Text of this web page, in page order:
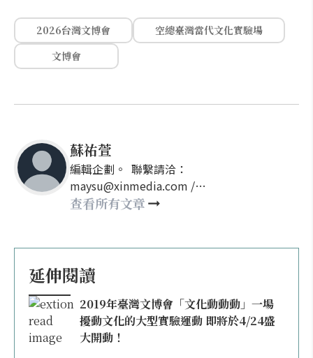
2026台灣文博會
空總臺灣當代文化實驗場
文博會
蘇祐萱
編輯企劃。 聯繫請洽：
maysu@xinmedia.com /
may860527@gmail.com
查看所有文章
延伸閱讀
2019年臺灣文博會「文化動動動」一場
擾動文化的大型實驗運動 即將於4/24盛
大開動！